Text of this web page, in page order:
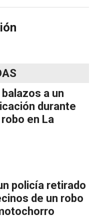
a un
durante
en La
policía retirado
de un robo